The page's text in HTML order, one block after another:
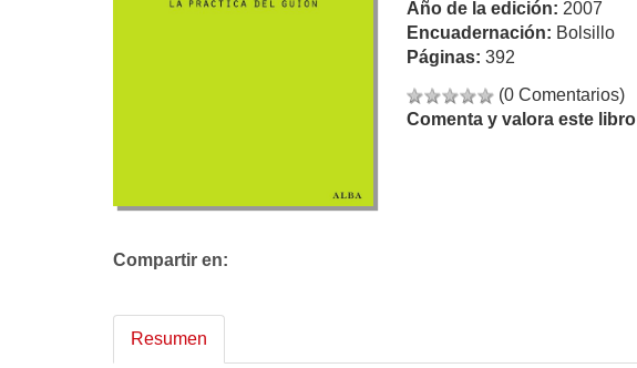
Año de la edición: 2007
Encuadernación: Bolsillo
Páginas: 392
(0 Comentarios)
Comenta y valora este libro
Compartir en:
Resumen